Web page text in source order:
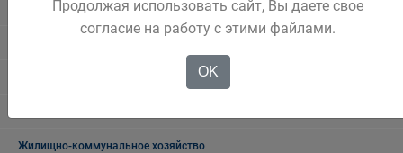
Отдел кадров
Отдел промышленности, транспорта и связи
Жилищно-коммунальное хозяйство
Продолжая использовать сайт, Вы даете свое
согласие на работу с этими файлами.
OK